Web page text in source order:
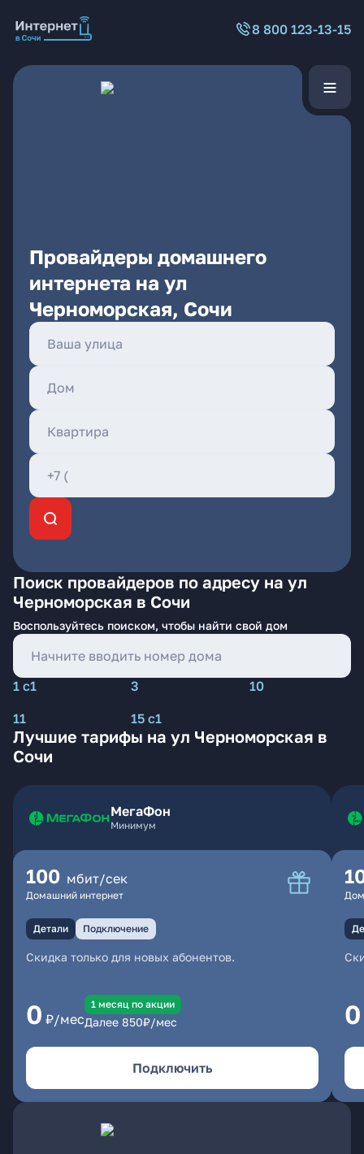
8 800 123-13-15
Провайдеры домашнего
интернета на ул
Черноморская, Сочи
Поиск провайдеров по адресу на ул
Черноморская в Сочи
Воспользуйтесь поиском, чтобы найти свой дом
1 с1 3
10
11
15 с1
Лучшие тарифы на ул Черноморская в
Сочи
МегаФон
Минимум
100 мбит/сек
Домашний интернет
Детали Подключение
Скидка только для новых абонентов.
0 ₽/мес
1 месяц по акции
Далее 850₽/мес
Подключить
0